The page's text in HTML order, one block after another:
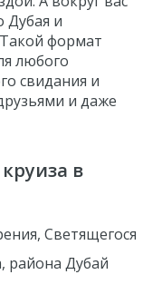
Дубая и
формат
любого
свидания и
и даже
в
Светящегося
района Дубай